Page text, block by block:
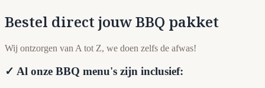
Bestel direct jouw BBQ pakket
Wij ontzorgen van A tot Z, we doen zelfs de afwas!
✓ Al onze BBQ menu's zijn inclusief: